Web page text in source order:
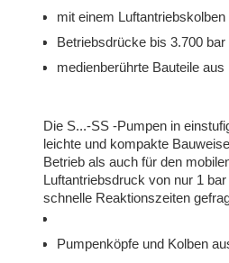
mit einem Luftantriebskolben
Betriebsdrücke bis 3.700 bar
medienberührte Bauteile aus
Die S...-SS -Pumpen in
leichte und kompakte
Betrieb als auch für den
Luftantriebsdruck von nur 1
schnelle Reaktionszeiten
Pumpenköpfe und Kolben